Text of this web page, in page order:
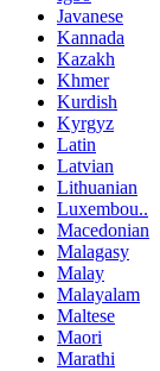
Javanese
Kannada
Kazakh
Khmer
Kurdish
Kyrgyz
Latin
Latvian
Lithuanian
Luxembou..
Macedonian
Malagasy
Malay
Malayalam
Maltese
Maori
Marathi